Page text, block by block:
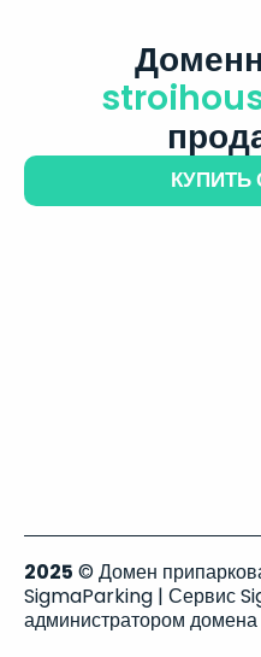
КУПИТЬ
2025 © Домен
SigmaParking | Сервис
администратором